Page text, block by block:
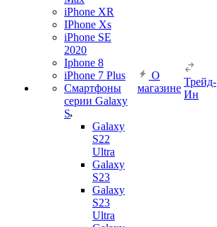
iPhone XR
IPhone Xs
iPhone SE
2020
Iphone 8
iPhone 7 Plus
Смартфоны
серии Galaxy
S
Galaxy
S22
Ultra
Galaxy
S23
Galaxy
S23
Ultra
О
магазине
Трейд-
Ин